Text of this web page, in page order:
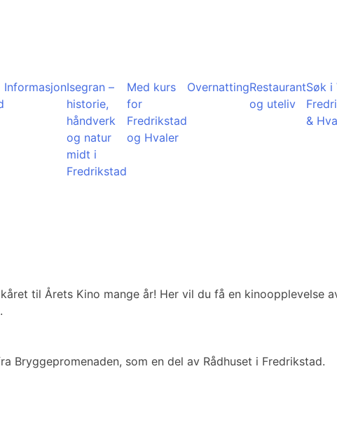
InformasjonIsegran –
historie,
håndverk
og natur
midt i
Fredrikstad
Med kurs
for
Fredrikstad
og Hvaler
OvernattingRestaurant
og uteliv
Søk i
&
til Årets Kino mange år! Her vil du få en kinoopplevelse
Bryggepromenaden, som en del av Rådhuset i Fredrikstad.